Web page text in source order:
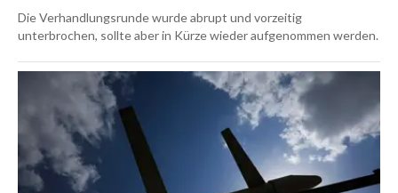
Die Verhandlungsrunde wurde abrupt und vorzeitig
unterbrochen, sollte aber in Kürze wieder aufgenommen werden.